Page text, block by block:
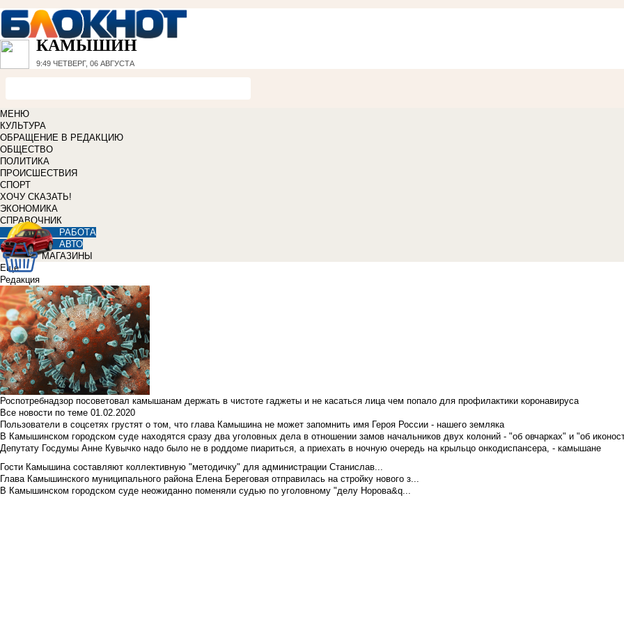
КАМЫШИН
9:49 ЧЕТВЕРГ, 06 АВГУСТА
МЕНЮ
КУЛЬТУРА
ОБРАЩЕНИЕ В РЕДАКЦИЮ
ОБЩЕСТВО
ПОЛИТИКА
ПРОИСШЕСТВИЯ
СПОРТ
ХОЧУ СКАЗАТЬ!
ЭКОНОМИКА
СПРАВОЧНИК
РАБОТА
АВТО
МАГАЗИНЫ
Еще
Редакция
Роспотребнадзор посоветовал камышанам держать в чистоте гаджеты и не касаться лица чем попало для профилактики коронавируса
Все новости по теме 01.02.2020
Пользователи в соцсетях грустят о том, что глава Камышина не может запомнить имя Героя России - нашего земляка
В Камышинском городском суде находятся сразу два уголовных дела в отношении замов начальников двух колоний - "об овчарках" и "об
Депутату Госдумы Анне Кувычко надо было не в роддоме пиариться, а приехать в ночную очередь на крыльцо онкодиспансера, - камышане
Гости Камышина составляют коллективную "методичку" для администрации Станислав...
Глава Камышинского муниципального района Елена Береговая отправилась на стройку нового з...
В Камышинском городском суде неожиданно поменяли судью по уголовному "делу Норова&q...